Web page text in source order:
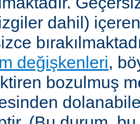
dahil)
değişkenleri,
bozulmuş